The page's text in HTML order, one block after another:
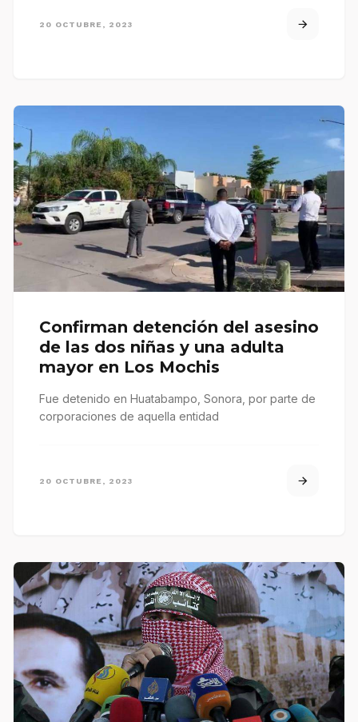
20 OCTUBRE, 2023
Confirman detención del asesino
de las dos niñas y una adulta
mayor en Los Mochis
Fue detenido en Huatabampo, Sonora, por parte de
corporaciones de aquella entidad
20 OCTUBRE, 2023